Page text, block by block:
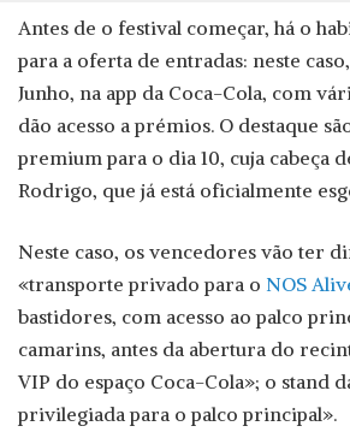
Antes de o festival começar, há o
para a oferta de entradas: neste
Junho, na app da Coca-Cola, com
dão acesso a prémios. O destaque
premium para o dia 10, cuja cabeça
Rodrigo, que já está oficialmente
Neste caso, os vencedores vão ter
«transporte privado para o NOS
bastidores, com acesso ao palco
camarins, antes da abertura do
VIP do espaço Coca-Cola»; o stand
privilegiada para o palco principal».